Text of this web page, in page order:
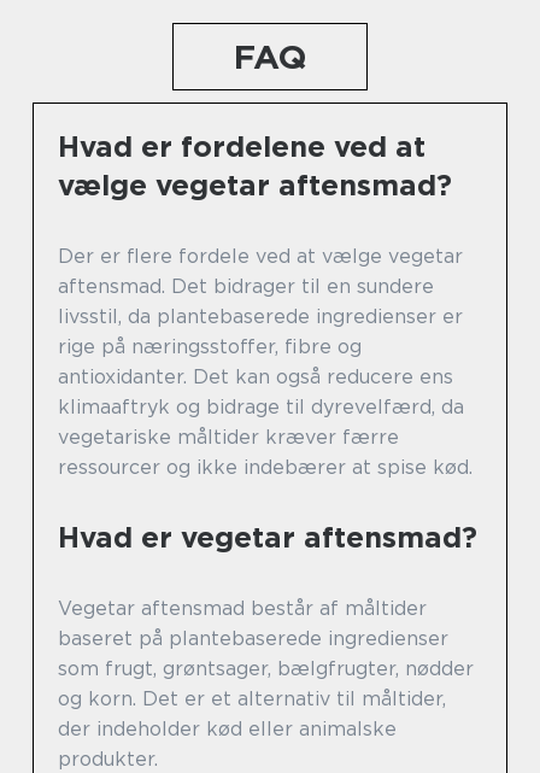
FAQ
Hvad er fordelene ved at
vælge vegetar aftensmad?
Der er flere fordele ved at vælge vegetar
aftensmad. Det bidrager til en sundere
livsstil, da plantebaserede ingredienser er
rige på næringsstoffer, fibre og
antioxidanter. Det kan også reducere ens
klimaaftryk og bidrage til dyrevelfærd, da
vegetariske måltider kræver færre
ressourcer og ikke indebærer at spise kød.
Hvad er vegetar aftensmad?
Vegetar aftensmad består af måltider
baseret på plantebaserede ingredienser
som frugt, grøntsager, bælgfrugter, nødder
og korn. Det er et alternativ til måltider,
der indeholder kød eller animalske
produkter.